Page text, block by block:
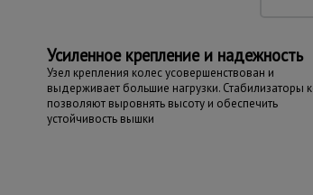
Усиленное крепление и надежность
Узел крепления колес усовершенствован и
выдерживает большие нагрузки. Стабилизаторы
позволяют выровнять высоту и обеспечить
устойчивость вышки